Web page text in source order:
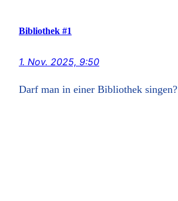
Bibliothek #1
1. Nov. 2025, 9:50
Darf man in einer Bibliothek singen?